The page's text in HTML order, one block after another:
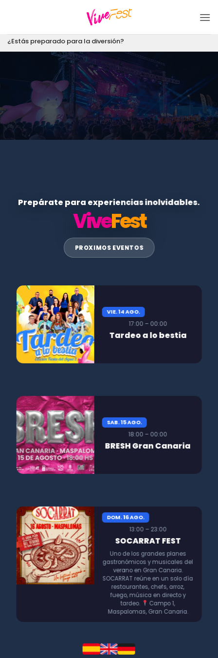
¿Estás preparado para la diversión?
Prepárate para experiencias inolvidables.
ViveFest
PROXIMOS EVENTOS
VIE. 14 AGO.
17:00 – 00:00
Tardeo a lo bestia
SAB. 15 AGO.
18:00 – 00:00
BRESH Gran Canaria
DOM. 16 AGO.
13:00 – 23:00
SOCARRAT FEST
Uno de los grandes planes
gastronómicos y musicales del
verano en Gran Canaria.
SOCARRAT reúne en un solo día
restaurantes, chefs, arroz,
fuego, música en directo y
tardeo.
Campo 1,
Maspalomas, Gran Canaria.